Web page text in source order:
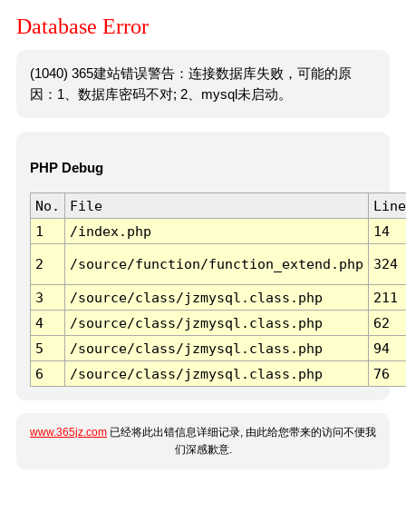
Database Error
(1040) 365建站错误警告：连接数据库失败，可能的原
因：1、数据库密码不对; 2、mysql未启动。
PHP Debug
No. File
Line
1
/index.php 14
2 /source/function/function_extend.php 324
3 /source/class/jzmysql.class.php
211
4
/source/class/jzmysql.class.php
62
5
/source/class/jzmysql.class.php
94
6
/source/class/jzmysql.class.php 76
www.365jz.com 已经将此出错信息详细记录, 由此给您带来的访问不便我
们深感歉意.